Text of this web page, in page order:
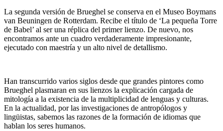
La segunda versión de Brueghel se conserva en el Museo Boymans
van Beuningen de Rotterdam. Recibe el título de ‘La pequeña Torre
de Babel’ al ser una réplica del primer lienzo. De nuevo, nos
encontramos ante un cuadro verdaderamente impresionante,
ejecutado con maestría y un alto nivel de detallismo.
Han transcurrido varios siglos desde que grandes pintores como
Brueghel plasmaran en sus lienzos la explicación cargada de
mitología a la existencia de la multiplicidad de lenguas y culturas.
En la actualidad, por las investigaciones de antropólogos y
lingüistas, sabemos las razones de la formación de idiomas que
hablan los seres humanos.